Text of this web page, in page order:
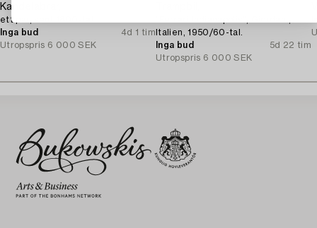
Kandelabrar,
ett par, sent 1800-tal.
Inga bud
4d 1 tim
Utropspris 6 000 SEK
Italien, 1950/60-tal.
Inga bud
5d 22 tim
Utropspris 6 000 SEK